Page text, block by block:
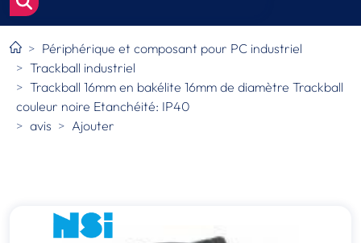
Périphérique et composant pour PC industriel
Trackball industriel
Trackball 16mm en bakélite 16mm de diamètre Trackball
couleur noire Etanchéité: IP40
avis
Ajouter